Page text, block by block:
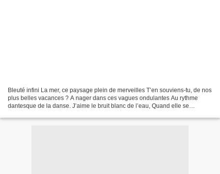
Bleuté infini La mer, ce paysage plein de merveilles T’en souviens-tu, de nos
plus belles vacances ? A nager dans ces vagues ondulantes Au rythme
dantesque de la danse. J’aime le bruit blanc de l’eau, Quand elle se